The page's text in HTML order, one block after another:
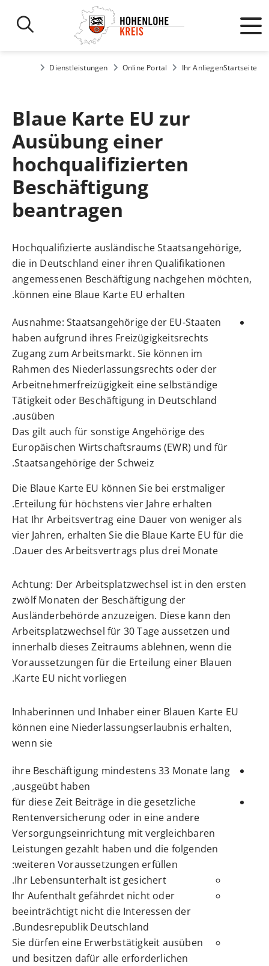
Startseite
Ihr Anliegen
Online Portal
Dienstleistungen
Blaue Karte EU zur
Ausübung einer
hochqualifizierten
Beschäftigung
beantragen
Hochqualifizierte ausländische Staatsangehörige,
die in Deutschland einer ihren Qualifikationen
angemessenen Beschäftigung nachgehen möchten,
können eine Blaue Karte EU erhalten.
Ausnahme: Staatsangehörige der EU-Staaten
haben aufgrund ihres Freizügigkeitsrechts
Zugang zum Arbeitsmarkt. Sie können im
Rahmen des Niederlassungsrechts oder der
Arbeitnehmerfreizügigkeit eine selbständige
Tätigkeit oder Beschäftigung in Deutschland
ausüben.
Das gilt auch für sonstige Angehörige des
Europäischen Wirtschaftsraums (EWR) und für
Staatsangehörige der Schweiz.
Die Blaue Karte EU können Sie bei erstmaliger
Erteilung für höchstens vier Jahre erhalten.
Hat Ihr Arbeitsvertrag eine Dauer von weniger als
vier Jahren, erhalten Sie die Blaue Karte EU für die
Dauer des Arbeitsvertrags plus drei Monate.
Achtung: Der Arbeitsplatzwechsel ist in den ersten
zwölf Monaten der Beschäftigung der
Ausländerbehörde anzuzeigen. Diese kann den
Arbeitsplatzwechsel für 30 Tage aussetzen und
innerhalb dieses Zeitraums ablehnen, wenn die
Voraussetzungen für die Erteilung einer Blauen
Karte EU nicht vorliegen.
Inhaberinnen und Inhaber einer Blauen Karte EU
können eine Niederlassungserlaubnis erhalten,
wenn sie
ihre Beschäftigung mindestens 33 Monate lang
ausgeübt haben,
für diese Zeit Beiträge in die gesetzliche
Rentenversicherung oder in eine andere
Versorgungseinrichtung mit vergleichbaren
Leistungen gezahlt haben und die folgenden
weiteren Voraussetzungen erfüllen:
Ihr Lebensunterhalt ist gesichert.
Ihr Aufenthalt gefährdet nicht oder
beeinträchtigt nicht die Interessen der
Bundesrepublik Deutschland.
Sie dürfen eine Erwerbstätigkeit ausüben
und besitzen dafür alle erforderlichen